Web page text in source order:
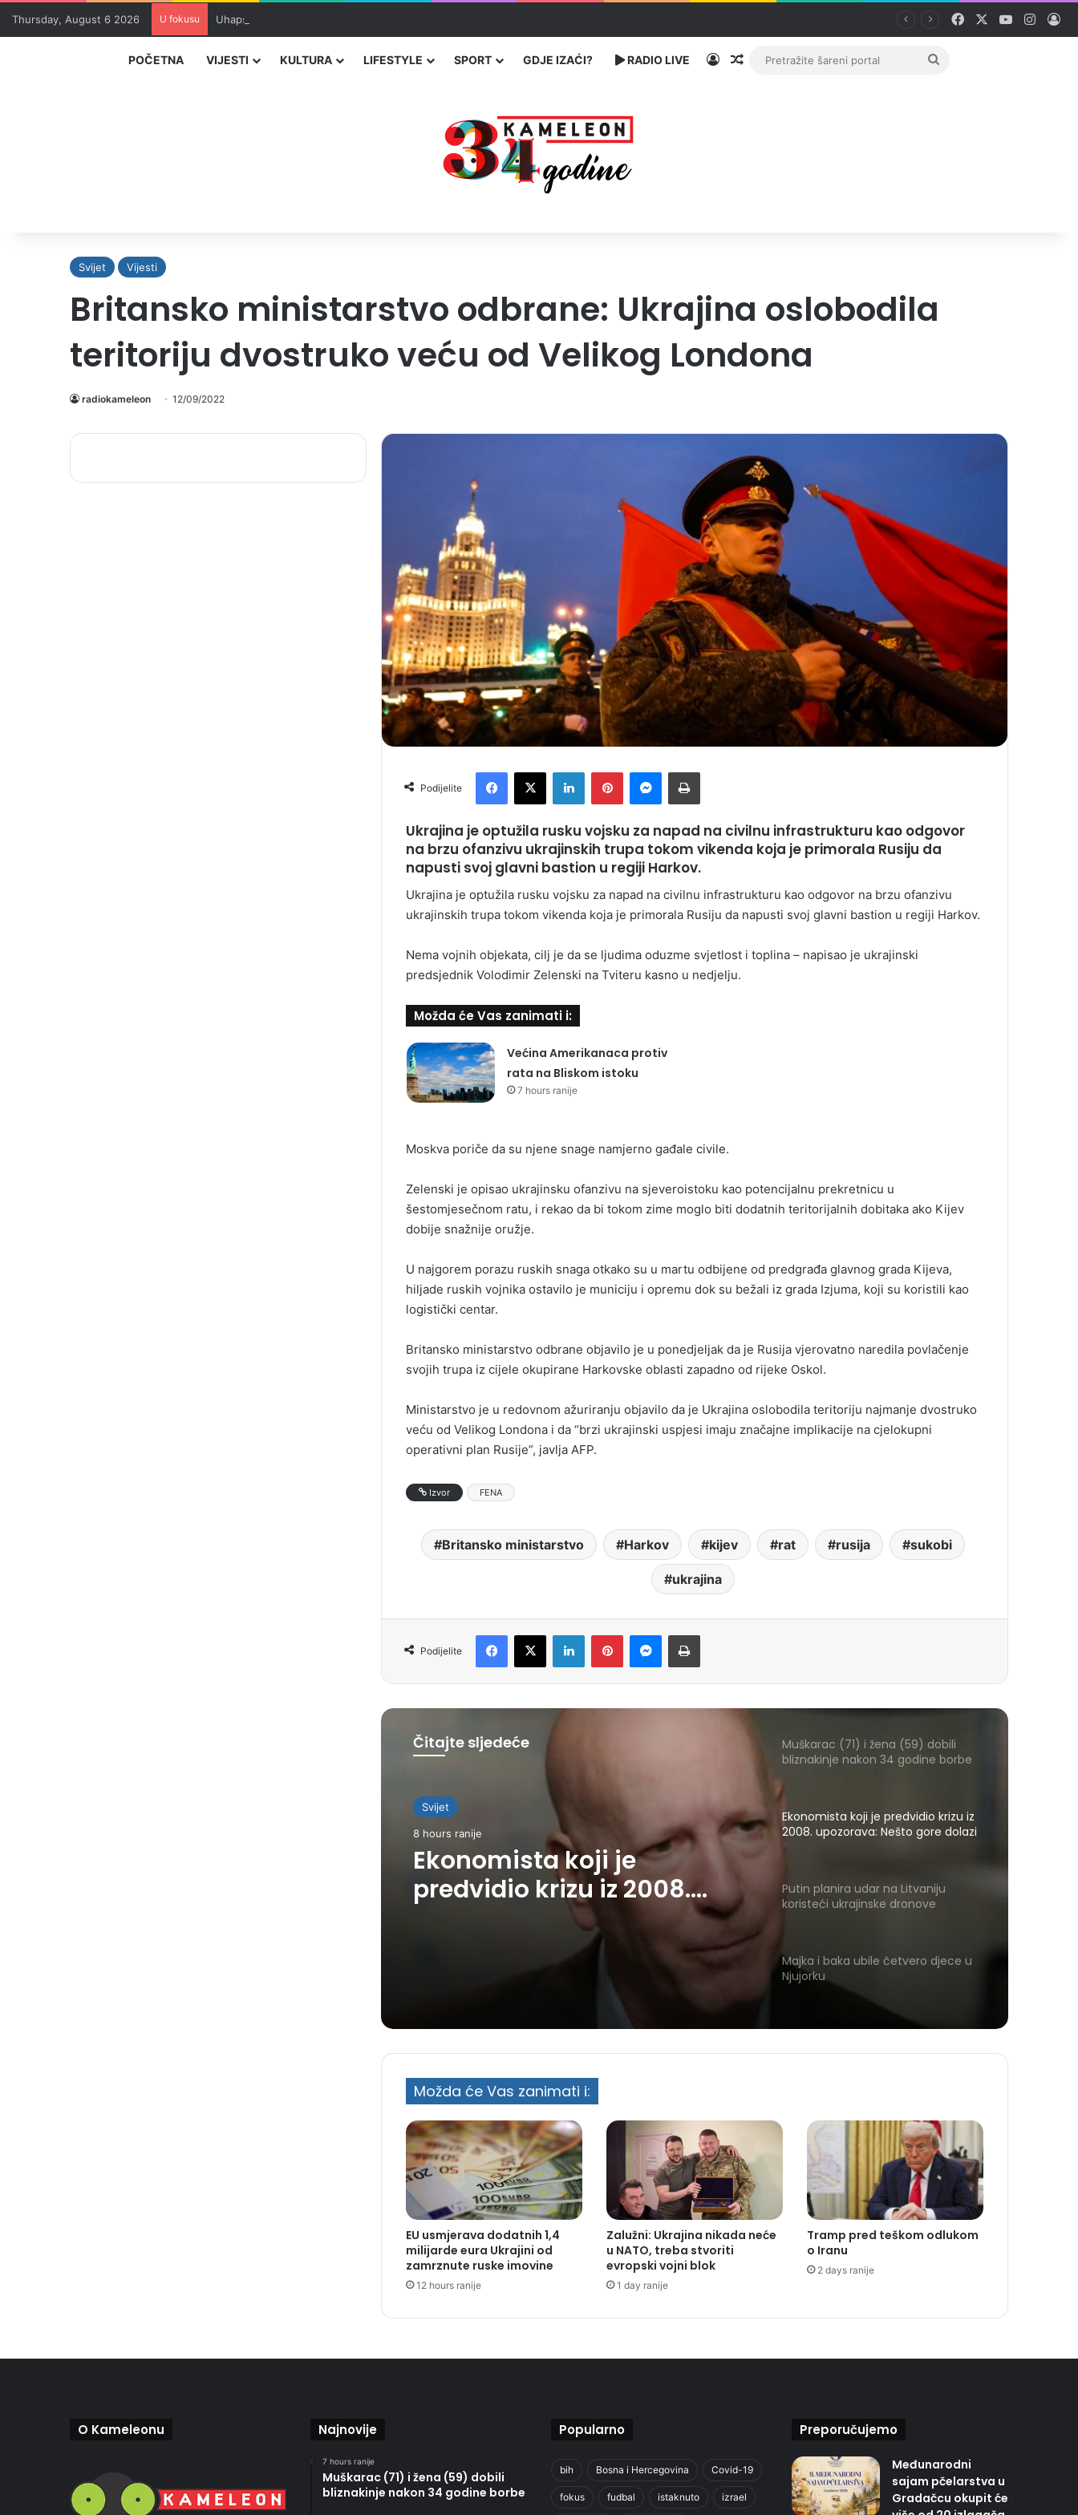
Thursday, August 6 2026 U fokusu Uhapšeni organizatori krijumčarenja migranata preko BiH i Balkana Facebook YouTube
POČETNA VIJESTI KULTURA LIFESTYLE SPORT GDJE IZAĆI? RADIO LIVE PrijavaRandom članak
Pretražite
Svijet Vijesti
Britansko ministarstvo odbrane: Ukrajina oslobodila
teritoriju dvostruko veću od Velikog Londona
radiokameleon 12/09/2022
Podijelite
Ukrajina je optužila rusku vojsku za napad na civilnu infrastrukturu kao odgovor
na brzu ofanzivu ukrajinskih trupa tokom vikenda koja je primorala Rusiju da
napusti svoj glavni bastion u regiji Harkov.
Ukrajina je optužila rusku vojsku za napad na civilnu infrastrukturu kao odgovor na brzu ofanzivu
ukrajinskih trupa tokom vikenda koja je primorala Rusiju da napusti svoj glavni bastion u regiji Harkov.
Nema vojnih objekata, cilj je da se ljudima oduzme svjetlost i toplina – napisao je ukrajinski
predsjednik Volodimir Zelenski na Tviteru kasno u nedjelju.
Možda će Vas zanimati i:
Većina Amerikanaca protiv
rata na Bliskom istoku
7 hours ranije
Moskva poriče da su njene snage namjerno gađale civile.
Zelenski je opisao ukrajinsku ofanzivu na sjeveroistoku kao potencijalnu prekretnicu u
šestomjesečnom ratu, i rekao da bi tokom zime moglo biti dodatnih teritorijalnih dobitaka ako Kijev
dobije snažnije oružje.
U najgorem porazu ruskih snaga otkako su u martu odbijene od predgrađa glavnog grada Kijeva,
hiljade ruskih vojnika ostavilo je municiju i opremu dok su bežali iz grada Izjuma, koji su koristili kao
logistički centar.
Britansko ministarstvo odbrane objavilo je u ponedjeljak da je Rusija vjerovatno naredila povlačenje
svojih trupa iz cijele okupirane Harkovske oblasti zapadno od rijeke Oskol.
Ministarstvo je u redovnom ažuriranju objavilo da je Ukrajina oslobodila teritoriju najmanje dvostruko
veću od Velikog Londona i da “brzi ukrajinski uspjesi imaju značajne implikacije na cjelokupni
operativni plan Rusije”, javlja AFP.
Izvor FENA
Britansko ministarstvo Harkov kijev rat rusija sukobi
ukrajina
Podijelite
Čitajte sljedeće
Svijet
8 hours ranije
Ekonomista koji je
predvidio krizu iz 2008.
upozorava: Nešto gore
Muškarac (71) i žena (59) dobili
bliznakinje nakon 34 godine borbe
Ekonomista koji je predvidio krizu iz
2008. upozorava: Nešto gore dolazi
Putin planira udar na Litvaniju
koristeći ukrajinske dronove
Majka i baka ubile četvero djece u
Njujorku
Možda će Vas zanimati i:
EU usmjerava dodatnih 1,4
milijarde eura Ukrajini od
zamrznute ruske imovine
12 hours ranije
Zalužni: Ukrajina nikada neće
u NATO, treba stvoriti
evropski vojni blok
1 day ranije
Tramp pred teškom odlukom
o Iranu
2 days ranije
O Kameleonu Najnovije
7 hours ranije
Muškarac (71) i žena (59) dobili
bliznakinje nakon 34 godine borbe
Popularno
bih Bosna i Hercegovina Covid-19
fokus fudbal istaknuto izrael
Preporučujemo
Međunarodni
sajam pčelarstva u
Gradačcu okupit će